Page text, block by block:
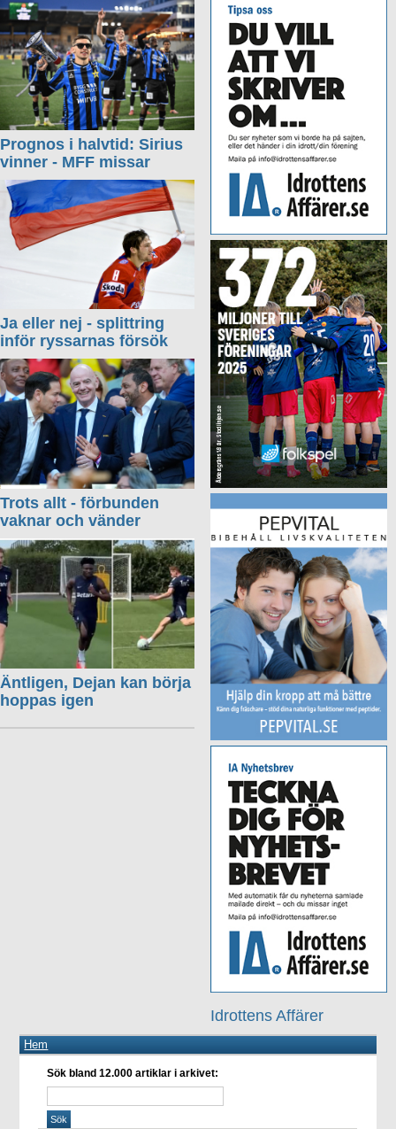
Idrottens Affärer
Prognos i halvtid: Sirius
vinner - MFF missar
Ja eller nej - splittring
inför ryssarnas försök
Trots allt - förbunden
vaknar och vänder
Äntligen, Dejan kan börja
hoppas igen
Hem
Sök bland 12.000 artiklar i arkivet: